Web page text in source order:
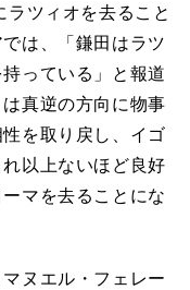
ツィオを去ること
は、「鎌田はラツ
っている」と報道
真逆の方向に物事
を取り戻し、イゴ
以上ないほど良好
マを去ることにな
ヌエル・フェレー